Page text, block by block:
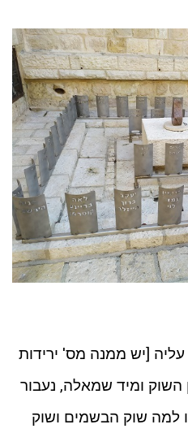
[יש ממנה מס' ירידות
השוק ומיד שמאלה, נעבור
למה שוק הבשמים ושוק